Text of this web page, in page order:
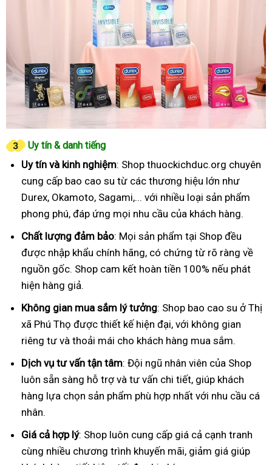
Uy tín & danh tiếng
Uy tín và kinh nghiệm: Shop thuockichduc.org chuyên
cung cấp bao cao su từ các thương hiệu lớn như
Durex, Okamoto, Sagami,... với nhiều loại sản phẩm
phong phú, đáp ứng mọi nhu cầu của khách hàng.
Chất lượng đảm bảo: Mọi sản phẩm tại Shop đều
được nhập khẩu chính hãng, có chứng từ rõ ràng về
nguồn gốc. Shop cam kết hoàn tiền 100% nếu phát
hiện hàng giả.
Không gian mua sắm lý tưởng: Shop bao cao su ở Thị
xã Phú Thọ được thiết kế hiện đại, với không gian
riêng tư và thoải mái cho khách hàng mua sắm.
Dịch vụ tư vấn tận tâm: Đội ngũ nhân viên của Shop
luôn sẵn sàng hỗ trợ và tư vấn chi tiết, giúp khách
hàng lựa chọn sản phẩm phù hợp nhất với nhu cầu cá
nhân.
Giá cả hợp lý: Shop luôn cung cấp giá cả cạnh tranh
cùng nhiều chương trình khuyến mãi, giảm giá giúp